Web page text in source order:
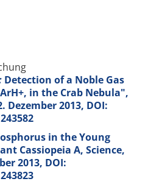
Detection of a Noble Gas
in the Crab Nebula",
Dezember 2013, DOI:
in the Young
Cassiopeia A, Science,
2013, DOI: